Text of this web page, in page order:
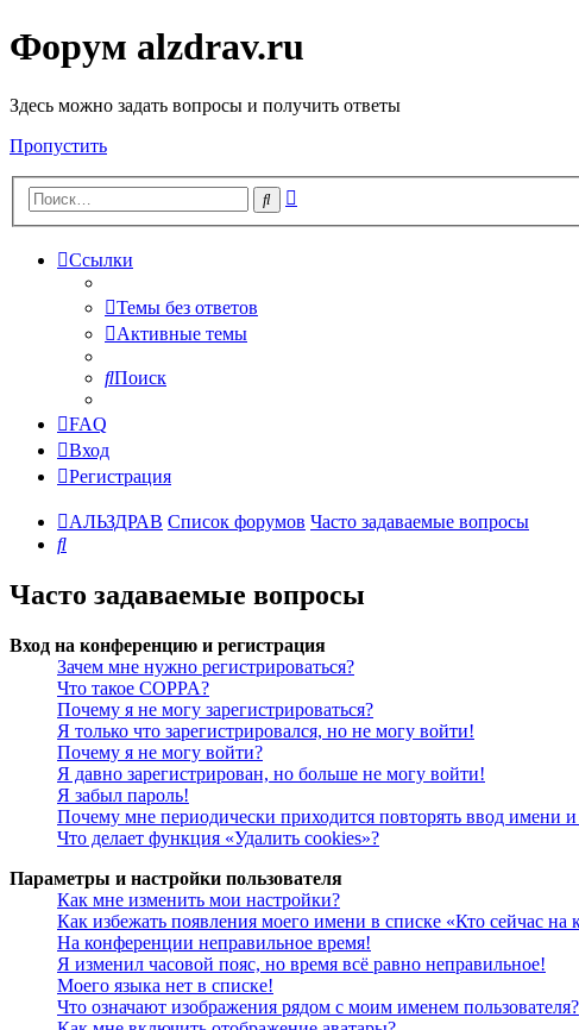
Форум alzdrav.ru
Здесь можно задать вопросы и получить ответы
Пропустить
Поиск
Ссылки
Темы без ответов
Активные темы
Поиск
FAQ
Вход
Регистрация
АЛЬЗДРАВ Список форумов Часто задаваемые вопросы
Поиск
Часто задаваемые вопросы
Вход на конференцию и регистрация
Зачем мне нужно регистрироваться?
Что такое COPPA?
Почему я не могу зарегистрироваться?
Я только что зарегистрировался, но не могу войти!
Почему я не могу войти?
Я давно зарегистрирован, но больше не могу войти!
Я забыл пароль!
Почему мне периодически приходится повторять ввод имени и
Что делает функция «Удалить cookies»?
Параметры и настройки пользователя
Как мне изменить мои настройки?
Как избежать появления моего имени в списке «Кто сейчас на
На конференции неправильное время!
Я изменил часовой пояс, но время всё равно неправильное!
Моего языка нет в списке!
Что означают изображения рядом с моим именем пользователя?